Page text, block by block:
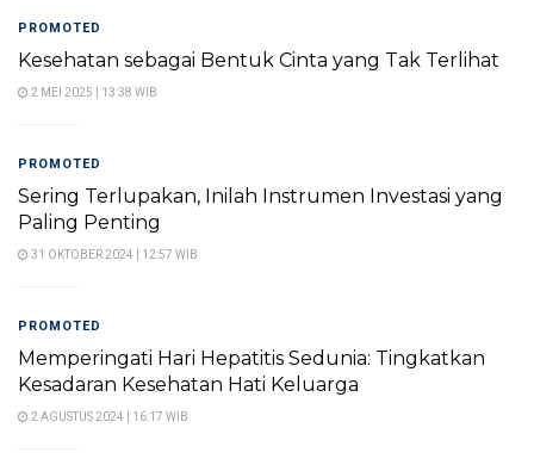
PROMOTED
Kesehatan sebagai Bentuk Cinta yang Tak Terlihat
2 MEI 2025 | 13:38 WIB
PROMOTED
Sering Terlupakan, Inilah Instrumen Investasi yang
Paling Penting
31 OKTOBER 2024 | 12:57 WIB
PROMOTED
Memperingati Hari Hepatitis Sedunia: Tingkatkan
Kesadaran Kesehatan Hati Keluarga
2 AGUSTUS 2024 | 16:17 WIB